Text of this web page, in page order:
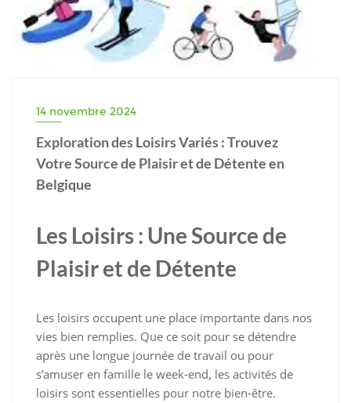
14 novembre 2024
Exploration des Loisirs Variés : Trouvez
Votre Source de Plaisir et de Détente en
Belgique
Les Loisirs : Une Source de
Plaisir et de Détente
Les loisirs occupent une place importante dans nos
vies bien remplies. Que ce soit pour se détendre
après une longue journée de travail ou pour
s’amuser en famille le week-end, les activités de
loisirs sont essentielles pour notre bien-être.